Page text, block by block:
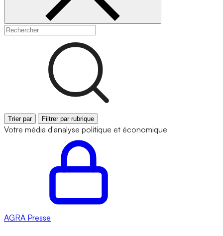
Trier par Filtrer par rubrique
Votre média d'analyse politique et économique
AGRA Presse